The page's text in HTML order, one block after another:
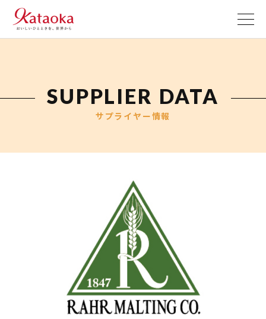
お役立ち情報
原料から検索
エール
ミュンヘン その他
スペシャリティモルト
ノンピート スモーク
SUPPLIER DATA
サプライヤー情報